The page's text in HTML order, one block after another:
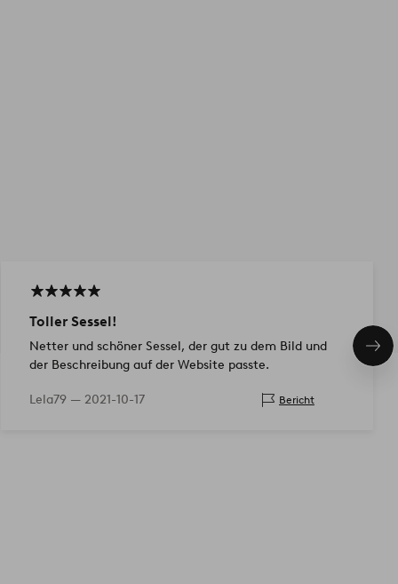
Toller Sessel!
Netter und schöner Sessel, der gut zu dem Bild und
der Beschreibung auf der Website passte.
Lela79 — 2021-10-17 Bericht